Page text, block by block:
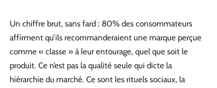
Un chiffre brut, sans fard : 80% des consommateurs
affirment qu’ils recommanderaient une marque perçue
comme « classe » à leur entourage, quel que soit le
produit. Ce n’est pas la qualité seule qui dicte la
hiérarchie du marché. Ce sont les rituels sociaux, la